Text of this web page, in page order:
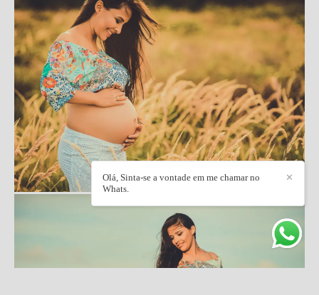
✕
Olá, Sinta-se a vontade em me chamar no
Whats.